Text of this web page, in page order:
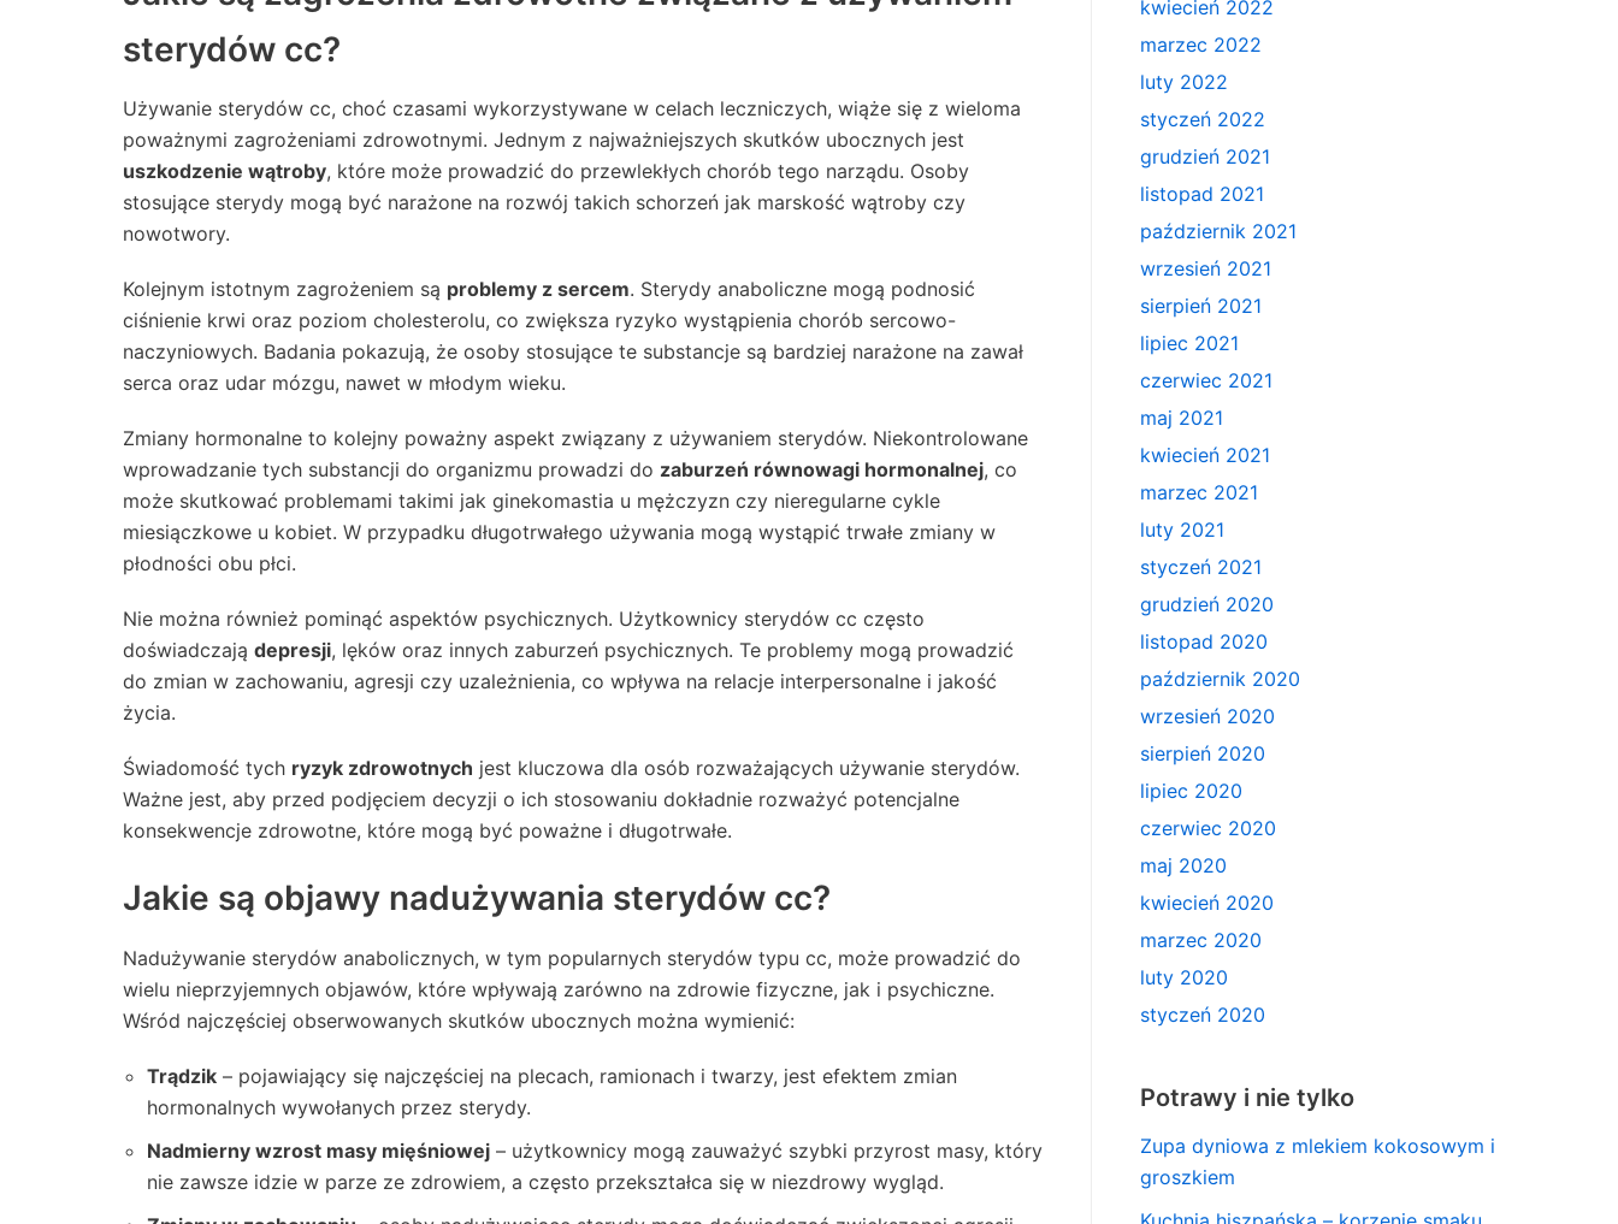
sterydów cc?
Używanie sterydów cc, choć czasami wykorzystywane w celach leczniczych, wiąże się z wieloma
poważnymi zagrożeniami zdrowotnymi. Jednym z najważniejszych skutków ubocznych jest
uszkodzenie wątroby, które może prowadzić do przewlekłych chorób tego narządu. Osoby
stosujące sterydy mogą być narażone na rozwój takich schorzeń jak marskość wątroby czy
nowotwory.
Kolejnym istotnym zagrożeniem są problemy z sercem. Sterydy anaboliczne mogą podnosić
ciśnienie krwi oraz poziom cholesterolu, co zwiększa ryzyko wystąpienia chorób sercowo-
naczyniowych. Badania pokazują, że osoby stosujące te substancje są bardziej narażone na zawał
serca oraz udar mózgu, nawet w młodym wieku.
Zmiany hormonalne to kolejny poważny aspekt związany z używaniem sterydów. Niekontrolowane
wprowadzanie tych substancji do organizmu prowadzi do zaburzeń równowagi hormonalnej, co
może skutkować problemami takimi jak ginekomastia u mężczyzn czy nieregularne cykle
miesiączkowe u kobiet. W przypadku długotrwałego używania mogą wystąpić trwałe zmiany w
płodności obu płci.
Nie można również pominąć aspektów psychicznych. Użytkownicy sterydów cc często
doświadczają depresji, lęków oraz innych zaburzeń psychicznych. Te problemy mogą prowadzić
do zmian w zachowaniu, agresji czy uzależnienia, co wpływa na relacje interpersonalne i jakość
życia.
Świadomość tych ryzyk zdrowotnych jest kluczowa dla osób rozważających używanie sterydów.
Ważne jest, aby przed podjęciem decyzji o ich stosowaniu dokładnie rozważyć potencjalne
konsekwencje zdrowotne, które mogą być poważne i długotrwałe.
Jakie są objawy nadużywania sterydów cc?
Nadużywanie sterydów anabolicznych, w tym popularnych sterydów typu cc, może prowadzić do
wielu nieprzyjemnych objawów, które wpływają zarówno na zdrowie fizyczne, jak i psychiczne.
Wśród najczęściej obserwowanych skutków ubocznych można wymienić:
Trądzik – pojawiający się najczęściej na plecach, ramionach i twarzy, jest efektem zmian
hormonalnych wywołanych przez sterydy.
Nadmierny wzrost masy mięśniowej – użytkownicy mogą zauważyć szybki przyrost masy, który
nie zawsze idzie w parze ze zdrowiem, a często przekształca się w niezdrowy wygląd.
kwiecień 2022
marzec 2022
luty 2022
styczeń 2022
grudzień 2021
listopad 2021
październik 2021
wrzesień 2021
sierpień 2021
lipiec 2021
czerwiec 2021
maj 2021
kwiecień 2021
marzec 2021
luty 2021
styczeń 2021
grudzień 2020
listopad 2020
październik 2020
wrzesień 2020
sierpień 2020
lipiec 2020
czerwiec 2020
maj 2020
kwiecień 2020
marzec 2020
luty 2020
styczeń 2020
Potrawy i nie tylko
Zupa dyniowa z mlekiem kokosowym i
groszkiem